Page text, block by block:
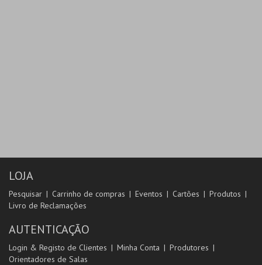
LOJA
Pesquisar Carrinho de compras Eventos Cartões
Produtos
Livro de Reclamações
AUTENTICAÇÃO
Login & Registo de Clientes Minha Conta
Produtores
Orientadores de Salas